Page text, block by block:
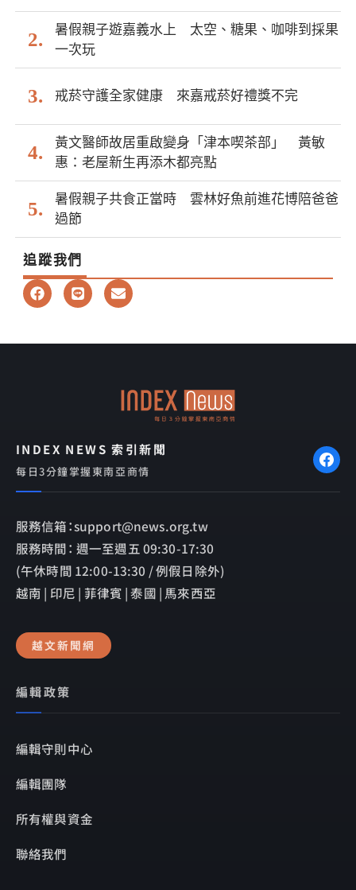
暑假親子遊嘉義水上 太空、糖果、咖啡到採果
一次玩
戒菸守護全家健康 來嘉戒菸好禮獎不完
黃文醫師故居重啟變身「津本喫茶部」 黃敏
惠：老屋新生再添木都亮點
暑假親子共食正當時 雲林好魚前進花博陪爸爸
過節
追蹤我們
F
a
b
L
i
E
n
l
INDEX NEWS 索引新聞
每日3分鐘掌握東南亞商情
服務信箱：support@news.org.tw
服務時間： 週一至週五 09:30-17:30
(午休時間 12:00-13:30 / 例假日除外)
越南 | 印尼 | 菲律賓 | 泰國 | 馬來西亞
越文新聞網
編輯政策
編輯守則中心
編輯團隊
所有權與資金
聯絡我們